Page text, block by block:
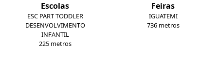
Escolas
ESC PART TODDLER
DESENVOLVIMENTO
INFANTIL
225 metros
Feiras
IGUATEMI
736 metros